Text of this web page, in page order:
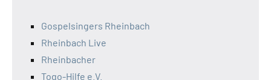
Gospelsingers Rheinbach
Rheinbach Live
Rheinbacher
Togo-Hilfe e.V.